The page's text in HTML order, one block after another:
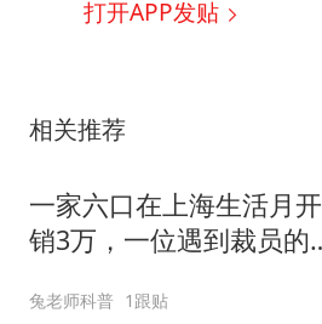
打开APP发贴
相关推荐
一家六口在上海生活月开
销3万，一位遇到裁员的
兔老师科普 1跟贴